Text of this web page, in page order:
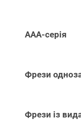
ААА-серія
Фрези
Фрези із